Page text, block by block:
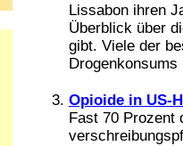
Lissabon ihren
Überblick über
gibt. Viele der
Drogenkonsums
Opioide in US-
Fast 70 Prozent